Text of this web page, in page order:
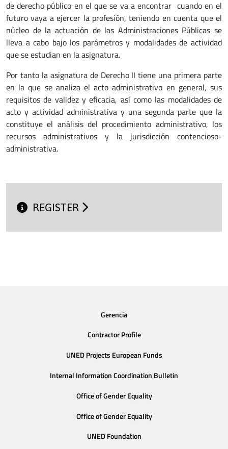
de derecho público en el que se va a encontrar cuando en el
futuro vaya a ejercer la profesión, teniendo en cuenta que el
núcleo de la actuación de las Administraciones Públicas se
lleva a cabo bajo los parámetros y modalidades de actividad
que se estudian en la asignatura.
Por tanto la asignatura de Derecho II tiene una primera parte
en la que se analiza el acto administrativo en general, sus
requisitos de validez y eficacia, así como las modalidades de
acto y actividad administrativa y una segunda parte que la
constituye el análisis del procedimiento administrativo, los
recursos administrativos y la jurisdicción contencioso-
administrativa.
REGISTER
Gerencia
Contractor Profile
UNED Projects European Funds
Internal Information Coordination Bulletin
Office of Gender Equality
Office of Gender Equality
UNED Foundation